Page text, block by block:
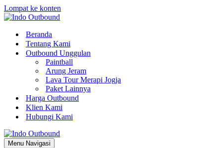
Lompat ke konten
Beranda
Tentang Kami
Outbound Unggulan
Paintball
Arung Jeram
Lava Tour Merapi Jogja
Paket Lainnya
Harga Outbound
Klien Kami
Hubungi Kami
Menu Navigasi